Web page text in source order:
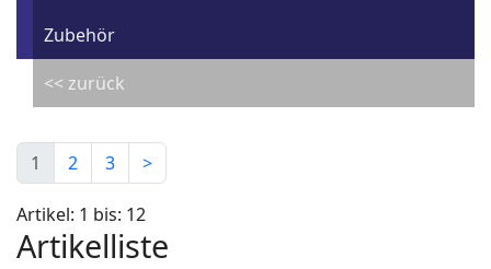
Zubehör
<< zurück
1 2 3 >
Artikel: 1 bis: 12
Artikelliste